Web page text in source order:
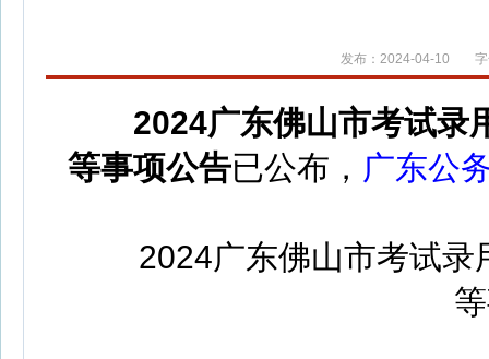
发布：2024-04-10
2024广东佛山市考试录
等事项公告已公布， 广东公
2024广东佛山市考试录